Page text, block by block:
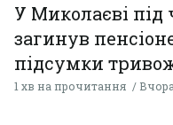
У Миколаєві під
загинув
підсумки
1 хв на прочитання Вчора